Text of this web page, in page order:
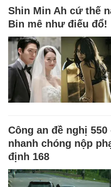
Shin Min Ah cứ thế
Bin mê như điếu đổ!
Công an đề nghị
nhanh chóng nộp
định 168